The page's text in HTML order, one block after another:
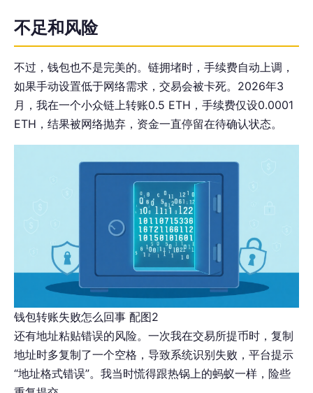
不足和风险
不过，钱包也不是完美的。链拥堵时，手续费自动上调，
如果手动设置低于网络需求，交易会被卡死。2026年3
月，我在一个小众链上转账0.5 ETH，手续费仅设0.0001
ETH，结果被网络抛弃，资金一直停留在待确认状态。
钱包转账失败怎么回事 配图2
还有地址粘贴错误的风险。一次我在交易所提币时，复制
地址时多复制了一个空格，导致系统识别失败，平台提示
“地址格式错误”。我当时慌得跟热锅上的蚂蚁一样，险些